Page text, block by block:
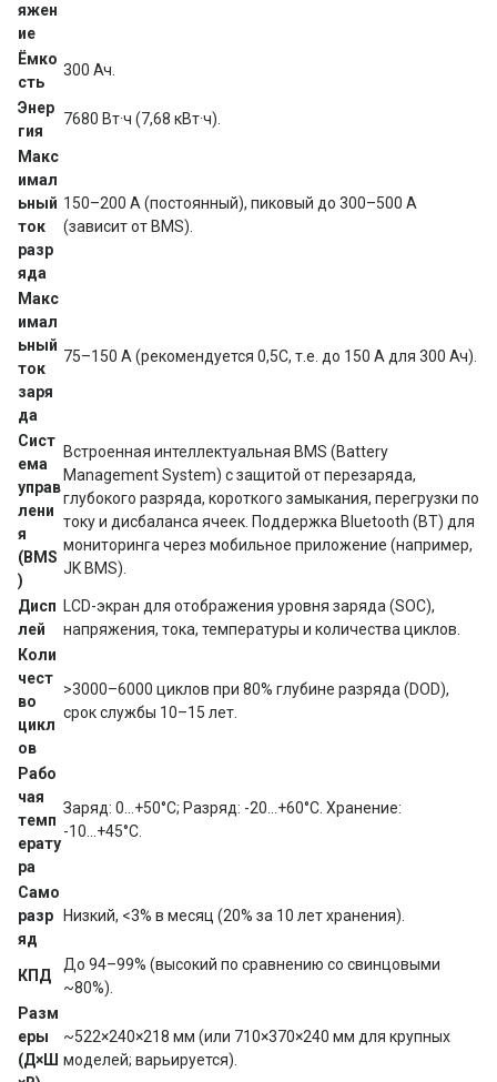
яжен
ие
Ёмко
сть
300 Ач.
Энер
гия
7680 Вт·ч (7,68 кВт·ч).
Макс
имал
ьный
ток
разр
яда
150–200 А (постоянный), пиковый до 300–500 А
(зависит от BMS).
Макс
имал
ьный
ток
заря
да
75–150 А (рекомендуется 0,5C, т.е. до 150 А для 300 Ач).
Сист
ема
управ
лени
я
(BMS
)
Встроенная интеллектуальная BMS (Battery
Management System) с защитой от перезаряда,
глубокого разряда, короткого замыкания, перегрузки по
току и дисбаланса ячеек. Поддержка Bluetooth (BT) для
мониторинга через мобильное приложение (например,
JK BMS).
Дисп
лей
LCD-экран для отображения уровня заряда (SOC),
напряжения, тока, температуры и количества циклов.
Коли
чест
во
цикл
ов
>3000–6000 циклов при 80% глубине разряда (DOD),
срок службы 10–15 лет.
Рабо
чая
темп
ерату
ра
Заряд: 0...+50°C; Разряд: -20...+60°C. Хранение:
-10...+45°C.
Само
разр
яд
Низкий, <3% в месяц (20% за 10 лет хранения).
КПД
До 94–99% (высокий по сравнению со свинцовыми
~80%).
Разм
еры
(Д×Ш
~522×240×218 мм (или 710×370×240 мм для крупных
моделей; варьируется).